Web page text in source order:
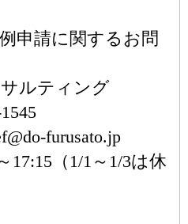
申請に関するお問
ルティング
furusato.jp
17:15（1/1～1/3は休